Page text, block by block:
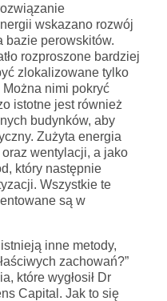
wskazano rozwój
bazie perowskitów.
rozproszone bardziej
zlokalizowane tylko
nimi pokryć
istotne jest również
budynków, aby
Zużyta energia
wentylacji, a jako
który następnie
Wszystkie te
są w
inne metody,
zachowań?”
które wygłosił Dr
Capital. Jak to się